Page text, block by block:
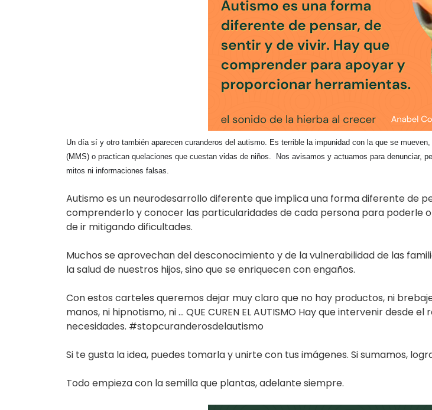
Un día sí y otro también aparecen curanderos del autismo. Es terrible la impunidad con la que se
(MMS) o practican quelaciones que cuestan vidas de niños.  Nos avisamos y actuamos para denunciar,
mitos ni informaciones falsas.
Autismo es un neurodesarrollo diferente que implica una forma diferente de
comprenderlo y conocer las particularidades de cada persona para poderle
de ir mitigando dificultades.
Muchos se aprovechan del desconocimiento y de la vulnerabilidad de las
la salud de nuestros hijos, sino que se enriquecen con engaños.
Con estos carteles queremos dejar muy claro que no hay productos, ni
manos, ni hipnotismo, ni … QUE CUREN EL AUTISMO Hay que intervenir
necesidades. #stopcuranderosdelautismo
Si te gusta la idea, puedes tomarla y unirte con tus imágenes. Si sumamos,
Todo empieza con la semilla que plantas, adelante siempre.